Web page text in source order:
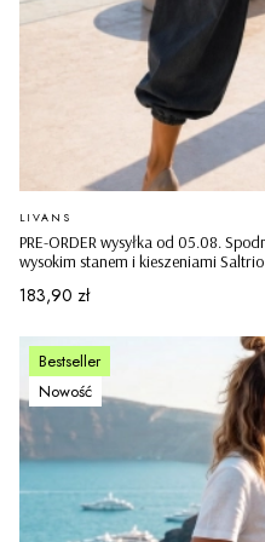
PRE-ORDER wysyłka od 05.08.
wysokim stanem i kieszeniami Saltrio
PRODUCENT
LIVANS
Cena
183,90 zł
Bestseller
Nowość